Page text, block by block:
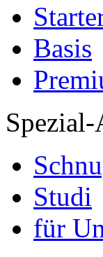
Basis
Spezial-
Studi
für